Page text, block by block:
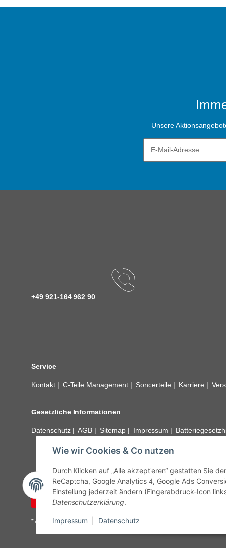
Wie wir Cookies & Co nutzen
Durch Klicken auf „Alle akzeptieren“ gestatten Sie
ReCaptcha, Google Analytics 4, Google Ads
Einstellung jederzeit ändern (Fingerabdruck-Icon
Datenschutzerklärung.
Impressum Datenschutz
Unsere
+49 921-164 962 90
Service
Kontakt C-Teile Management Sonderteile Karriere
Gesetzliche Informationen
Datenschutz AGB Sitemap Impressum
unseren
Vertrag widerrufen
* Alle Preise inkl. gesetzlicher USt., zzgl.